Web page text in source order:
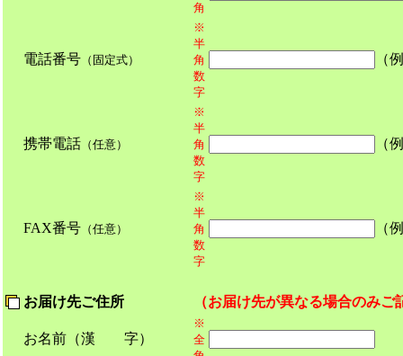
角
電話番号 （固定式）
※
半
角
数
字
（
携帯電話 （任意）
※
半
角
数
字
（
FAX番号 （任意）
※
半
角
数
字
（
お届け先ご住所 （お届け先が異なる場合のみご
お名前（漢 字）
※
全